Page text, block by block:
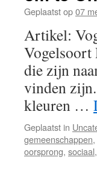
Geplaatst op07
Artikel:
Vogelsoort
die zijn
vinden
kleuren …
Geplaatst in
gemeenschappen,
oorsprong, sociaal,